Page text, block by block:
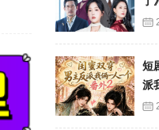
线
短
派
0